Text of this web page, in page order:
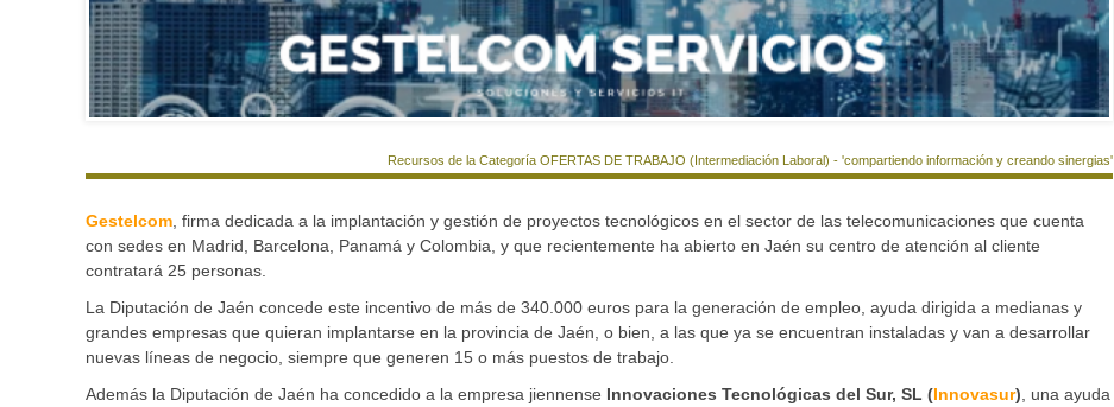
Recursos de la Categoría OFERTAS DE TRABAJO (Intermediación Laboral) - 'compartiendo información y creando sinergias'
Gestelcom, firma dedicada a la implantación y gestión de proyectos tecnológicos en el sector de las telecomunicaciones que cuenta
con sedes en Madrid, Barcelona, Panamá y Colombia, y que recientemente ha abierto en Jaén su centro de atención al cliente
contratará 25 personas.
La Diputación de Jaén concede este incentivo de más de 340.000 euros para la generación de empleo, ayuda dirigida a medianas y
grandes empresas que quieran implantarse en la provincia de Jaén, o bien, a las que ya se encuentran instaladas y van a desarrollar
nuevas líneas de negocio, siempre que generen 15 o más puestos de trabajo.
Además la Diputación de Jaén ha concedido a la empresa jiennense Innovaciones Tecnológicas del Sur, SL (Innovasur), una ayuda